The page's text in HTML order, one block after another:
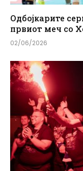
Одбојкарите
првиот меч со
02/06/2026